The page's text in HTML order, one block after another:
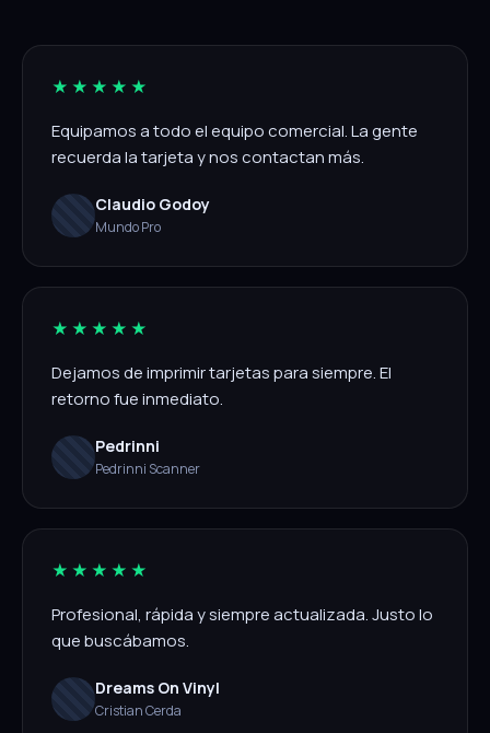
★★★★★
Equipamos a todo el equipo comercial. La gente
recuerda la tarjeta y nos contactan más.
Claudio Godoy
Mundo Pro
★★★★★
Dejamos de imprimir tarjetas para siempre. El
retorno fue inmediato.
Pedrinni
Pedrinni Scanner
★★★★★
Profesional, rápida y siempre actualizada. Justo lo
que buscábamos.
Dreams On Vinyl
Cristian Cerda